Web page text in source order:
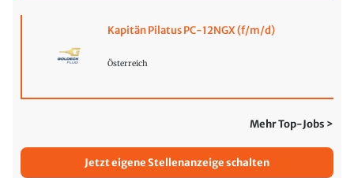
Kapitän Pilatus PC-12NGX (f/m/d)
Österreich
Mehr Top-Jobs >
Jetzt eigene Stellenanzeige schalten